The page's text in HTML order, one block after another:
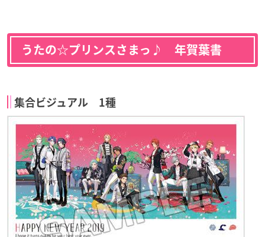
うたの☆プリンスさまっ♪ 年賀葉書
集合ビジュアル 1種